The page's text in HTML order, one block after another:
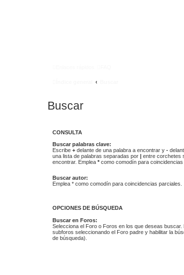
Buscar
CONSULTA
Buscar palabras clave:
Escribe + delante de una palabra a encontrar y -
una lista de palabras separadas por | entre corchetes
encontrar. Emplea * como comodín para coincidencias
Buscar autor:
Emplea * como comodín para coincidencias parciales.
OPCIONES DE BÚSQUEDA
Buscar en Foros:
Selecciona el Foro o Foros en los que deseas
subforos seleccionando el Foro padre y habilitar la
de búsqueda).